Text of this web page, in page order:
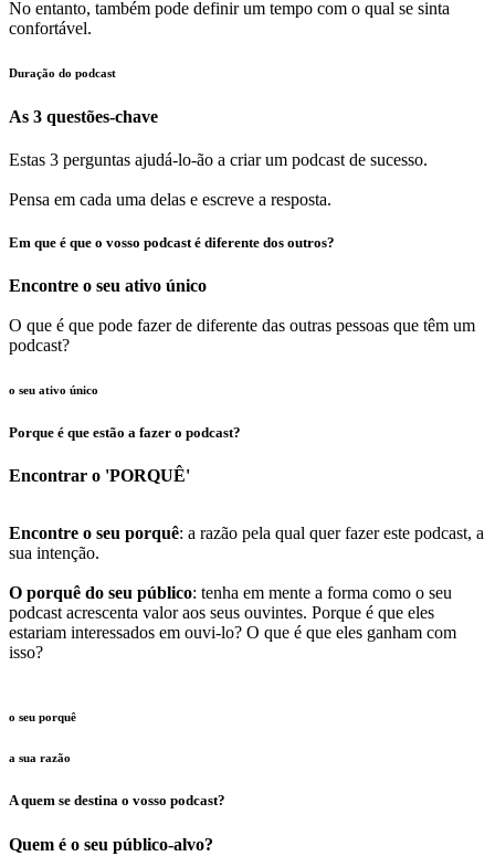
No entanto, também pode definir um tempo com o qual se sinta
confortável.
Duração do podcast
As 3 questões-chave
Estas 3 perguntas ajudá-lo-ão a criar um podcast de sucesso.
Pensa em cada uma delas e escreve a resposta.
Em que é que o vosso podcast é diferente dos outros?
Encontre o seu ativo único
O que é que pode fazer de diferente das outras pessoas que têm um
podcast?
o seu ativo único
Porque é que estão a fazer o podcast?
Encontrar o 'PORQUÊ'
Encontre o seu porquê: a razão pela qual quer fazer este podcast, a
sua intenção.
O porquê do seu público: tenha em mente a forma como o seu
podcast acrescenta valor aos seus ouvintes. Porque é que eles
estariam interessados em ouvi-lo? O que é que eles ganham com
isso?
o seu porquê
a sua razão
A quem se destina o vosso podcast?
Quem é o seu público-alvo?